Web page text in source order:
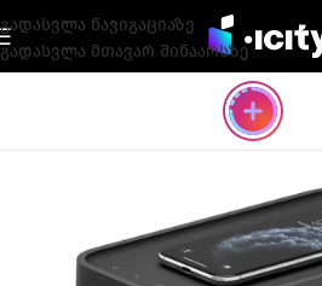
გადასვლა ნავიგაციაზე
გადასვლა მთავარ შინაარსზე